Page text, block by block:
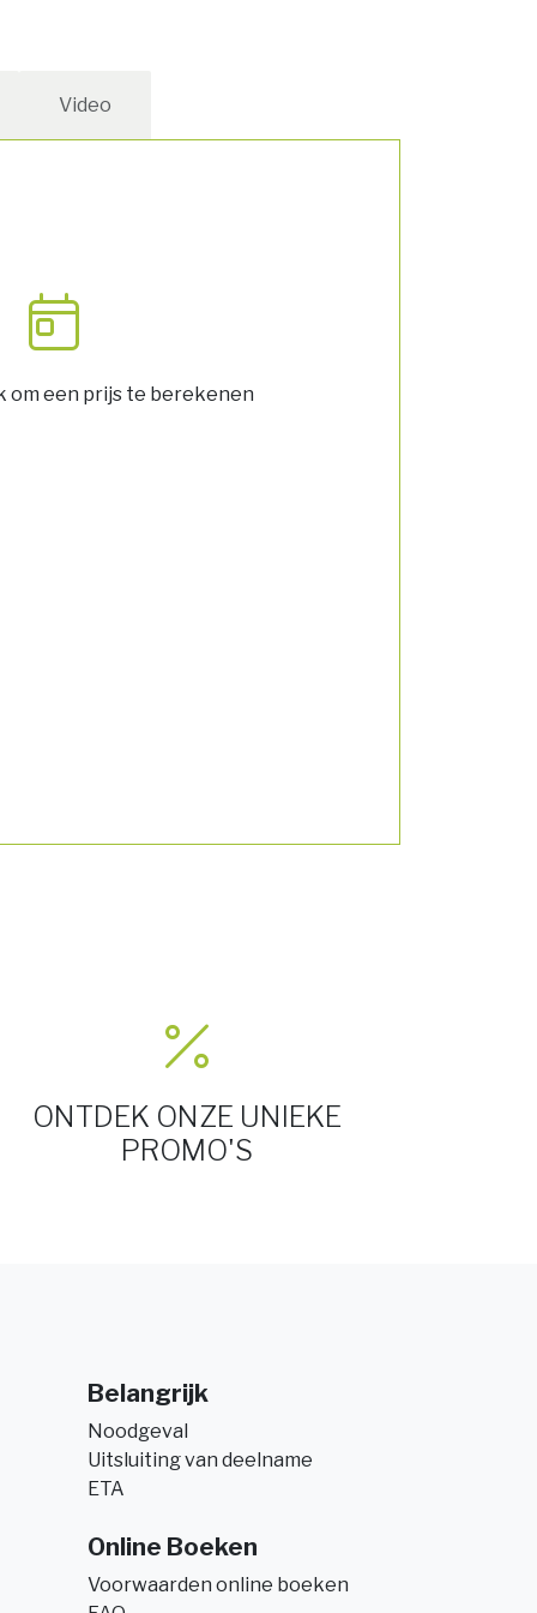
Video
om een prijs te berekenen
ONTDEK ONZE UNIEKE
PROMO'S
Belangrijk
Noodgeval
Uitsluiting van deelname
ETA
Online Boeken
Voorwaarden online boeken